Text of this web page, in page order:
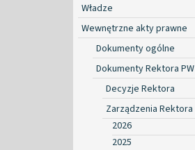
Władze
Wewnętrzne akty prawne
Dokumenty ogólne
Dokumenty Rektora PW
Decyzje Rektora
Zarządzenia Rektora
2026
2025